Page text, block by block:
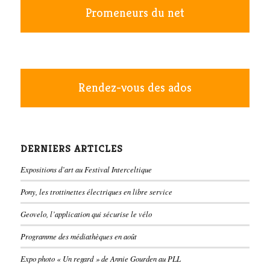
Promeneurs du net
Rendez-vous des ados
DERNIERS ARTICLES
Expositions d’art au Festival Interceltique
Pony, les trottinettes électriques en libre service
Geovelo, l’application qui sécurise le vélo
Programme des médiathèques en août
Expo photo « Un regard » de Annie Gourden au PLL